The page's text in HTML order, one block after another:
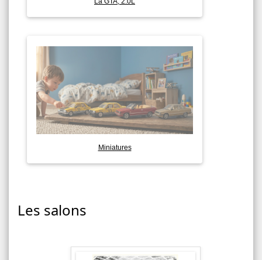
Miniatures
Les salons